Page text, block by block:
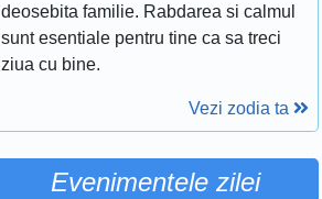
deosebita familie. Rabdarea si calmul
sunt esentiale pentru tine ca sa treci
ziua cu bine.
Vezi zodia ta
Evenimentele zilei